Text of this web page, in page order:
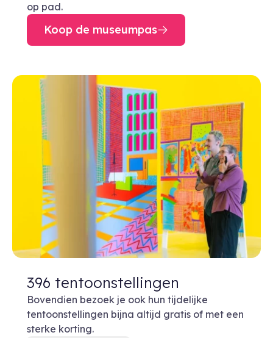
op pad.
Koop de museumpas
396 tentoonstellingen
Bovendien bezoek je ook hun tijdelijke
tentoonstellingen bijna altijd gratis of met een
sterke korting.